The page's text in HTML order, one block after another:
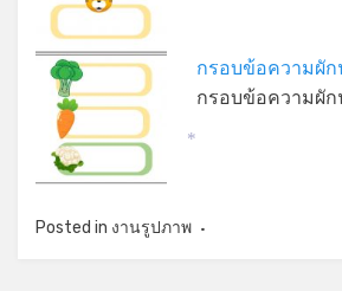
กรอบข้อความผัก
กรอบข้อความผัก
Posted in งานรูปภาพ